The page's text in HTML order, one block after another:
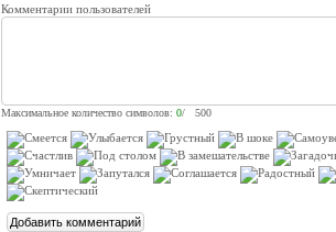
Комментарии пользователей
Максимальное количество символов: 0/ 500